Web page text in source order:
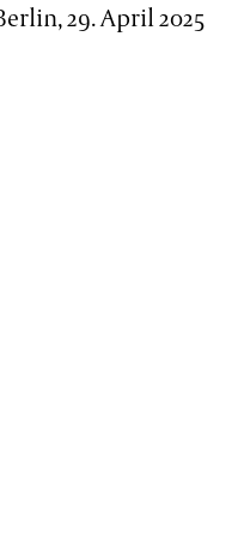
29. April 2025